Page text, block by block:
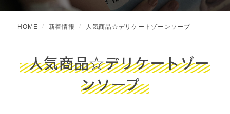
HOME 新着情報 人気商品☆デリケートゾーンソープ
人気商品☆デリケートゾー
ンソープ